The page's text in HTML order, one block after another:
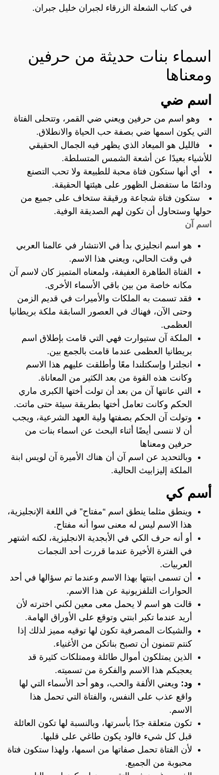
في كتاب الشعلة الزرقاء لجبران خليل جبران.
اسماء بنات حديثة من حرفين
ومعناها
اسم ضي
وهو اسم من حرفين ويعني ضي القمر، وتتحلى الفتاة
التي يكون اسمها ضي بصفة حب الحياة والانطلاق.
فالليل هو الميعاد الذي يظهر فيه الجمال الحقيقي
للأشياء بعيدًا عن أشعة الشمس المتسلطة.
أي أنها ستكون فتاة محبة للطبيعة ولا تحب التصنع
ودائمًا ما ستفضل الظهور على هيئتها الحقيقة.
ستكون فتاة شجاعة ورقيقة ستخاف على جميع من
حولها وستحاول أن تكون لهم الصديقة الوفية.
اسم آن
هو اسم انجليزي بدأ في الانتشار في عالمنا العربي
في وقت الحالي، ويعني هذا الاسم.
الفتاة الطاهرة العفيفة، ولمعناه المتميز كان لاسم آن
مكانه خاصة من بين باقي الأسماء الأخرى.
فقد تسمت به الملكات والأميرات في قديم الزمن
وحتى الآن، فهناك في العصور السابقة ملكة بريطانيا
العظمى.
الملكة آن ستيوارت فهي التي قامت بإطلاق اسم
بريطانيا العظمى عندما قامت بالجمع بين.
انجلترا وإسكتلندا معًا وأطلقت عليهم هذا الاسم
وكانت هذه القوة من بعد الكثير من المعاناة.
التي عانتها آن من بعد أن تولت أختها الكبرى ماري
الحكم وكانت تعامل أختها بطريقة سيئة حتى ماتت.
وتولت آن الحكم بصفتها ولية العهد الشرعية، ويجب
أن لا ننسى أيضًا أثناء البحث عن اسماء بنات من
حرفين ومعناها
وبالتحديد عن اسم آن أن هناك الأميرة آن لويس ابنة
الملكة إليزابيث الحالية.
أسم كي
وينطق مثلما ينطق اسم “مفتاح” في اللغة الإنجليزية،
هذا الاسم ليس له معنى سوا أنه مفتاح.
أو أنه حرف الكي في الأبجدية الانجليزية، لكنه اشتهر
في الفترة الأخيرة عندما قررت أحد النجمات
العربيات.
أن تسمى ابنتها بهذا الاسم وعندما تم سؤالها في أحد
الحوارات التلفزيونية عن هذا الاسم.
قالت هو اسم لا يحمل معى معين لكني اخترته لأن
أريد عندما تكبر ابنتي وتوقع على الأوراق الهامة.
والشيكات المصرفية تكون لها توقيه مميز لذلك إذا
كنتم تتمنون أن تصبح بناتكن من الأغنياء.
الذين يمتلكون أموال طائلة وممتلكات كثيرة قد
يعجبكم هذا الاسم والفكرة من تسميته.
ود: ويعني الألفة والحب، وهو أحد الأسماء التي لها
واقع عذب على النفس، والفتاة التي تحمل هذا
الاسم.
تكون متعلقة جدًا بأسرتها، وبالنسبة لها تكون العائلة
قبل كل شيء فالود يكون طاغي على قلبها.
لأن الفتاة تحمل صفاتها من اسمها، ولهذا ستكون فتاة
محبوبة من الجميع.